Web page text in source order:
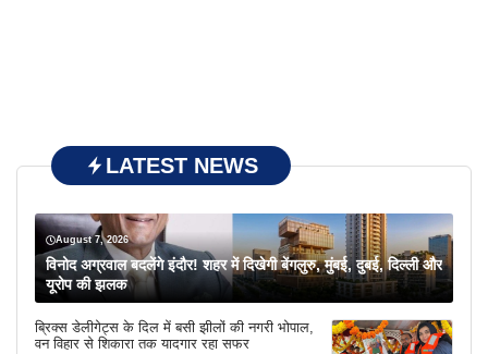
LATEST NEWS
August 7, 2026
विनोद अग्रवाल बदलेंगे इंदौर! शहर में दिखेगी बेंगलुरु, मुंबई, दुबई, दिल्ली और
यूरोप की झलक
ब्रिक्स डेलीगेट्स के दिल में बसी झीलों की नगरी भोपाल,
वन विहार से शिकारा तक यादगार रहा सफर